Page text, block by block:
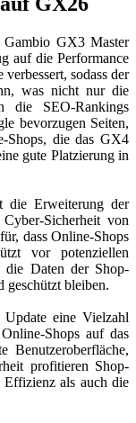
Gambio GX3 Master
auf die Performance
sodass der
was nicht nur die
die SEO-Rankings
bevorzugen Seiten,
Shops, die das GX4
gute Platzierung in
die Erweiterung der
Sicherheit von
dass Online-Shops
vor potenziellen
die Daten der Shop-
geschützt bleiben.
eine Vielzahl
Shops auf das
Benutzeroberfläche,
profitieren Shop-
Effizienz als auch die